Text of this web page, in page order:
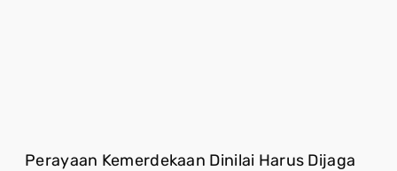
Perayaan Kemerdekaan Dinilai Harus Dijaga